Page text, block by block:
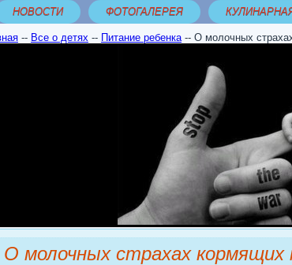
НОВОСТИ ФОТОГАЛЕРЕЯ
-- Все о детях -- Питание ребенка-- О молочных
О молочных страхах кормящих